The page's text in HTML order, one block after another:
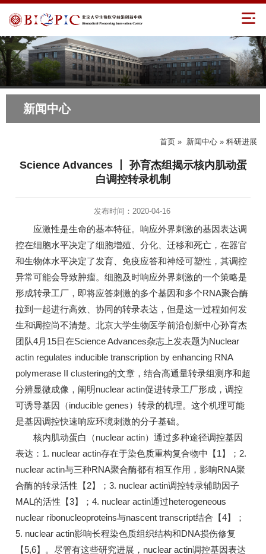
新闻中心
首页 » 新闻中心 » 科研进展
Science Advances 丨 孙育杰组揭示核内肌动蛋
白调控转录机制
发布时间：2020-04-16
应激性是生命的基本特征。响应外界刺激的基因表达调
控在细胞水平决定了细胞增殖、分化、迁移和死亡，在器官
和生物体水平决定了发育、免疫应答和神经可塑性，其调控
异常可能会导致肿瘤。细胞及时响应外界刺激的一个策略是
形成转录工厂，即将应答刺激的多个基因和多个RNA聚合酶
拉到一起进行高效、协同的转录表达，但是这一过程如何发
生和调控尚不清楚。北京大学生物医学前沿创新中心孙育杰
团队4月15日在Science Advances杂志上发表题为Nuclear
actin regulates inducible transcription by enhancing RNA
polymerase II clustering的文章，结合高通量转录组测序和超
分辨显微成像，阐明nuclear actin促进转录工厂形成，调控
可诱导基因（inducible genes）转录的机理。这个机理可能
是基因调控快速响应环境刺激的分子基础。
核内肌动蛋白（nuclear actin）通过多种途径调控基因
表达：1. nuclear actin存在于染色质重构复合物中【1】；2.
nuclear actin与三种RNA聚合酶都有相互作用，影响RNA聚
合酶的转录活性【2】；3. nuclear actin调控转录辅助因子
MAL的活性【3】；4. nuclear actin通过heterogeneous
nuclear ribonucleoproteins与nascent transcript结合【4】；
5. nuclear actin影响长程染色质组织结构和DNA损伤修复
【5,6】。尽管有这些研究进展，nuclear actin调控基因表达